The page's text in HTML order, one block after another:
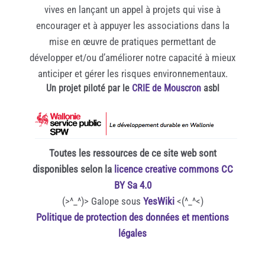
vives en lançant un appel à projets qui vise à
encourager et à appuyer les associations dans la
mise en œuvre de pratiques permettant de
développer et/ou d’améliorer notre capacité à mieux
anticiper et gérer les risques environnementaux.
Un projet piloté par le CRIE de Mouscronasbl
Toutes les ressources de ce site web sont
disponibles selon la licence creative commons CC
BY Sa 4.0
(>^_^)> Galope sous YesWiki<(^_^<)
Politique de protection des données et mentions
légales